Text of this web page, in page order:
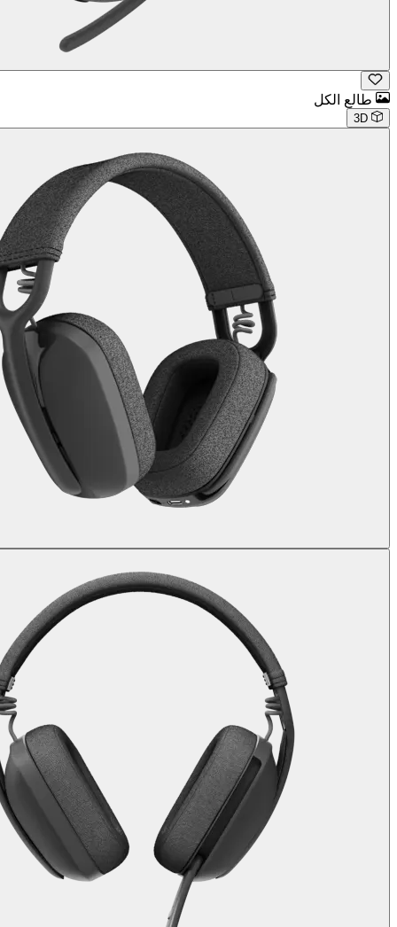
طالع الكل
3D